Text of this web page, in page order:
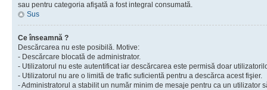
sau pentru categoria afişată a fost integral consumată.
Sus
Ce înseamnă ?
Descărcarea nu este posibilă. Motive:
- Descărcare blocată de administrator.
- Utilizatorul nu este autentificat iar descărcarea este permisă doar
- Utilizatorul nu are o limită de trafic suficientă pentru a descărca acest fişier.
- Administratorul a stabilit un număr minim de mesaje pentru ca un utilizator